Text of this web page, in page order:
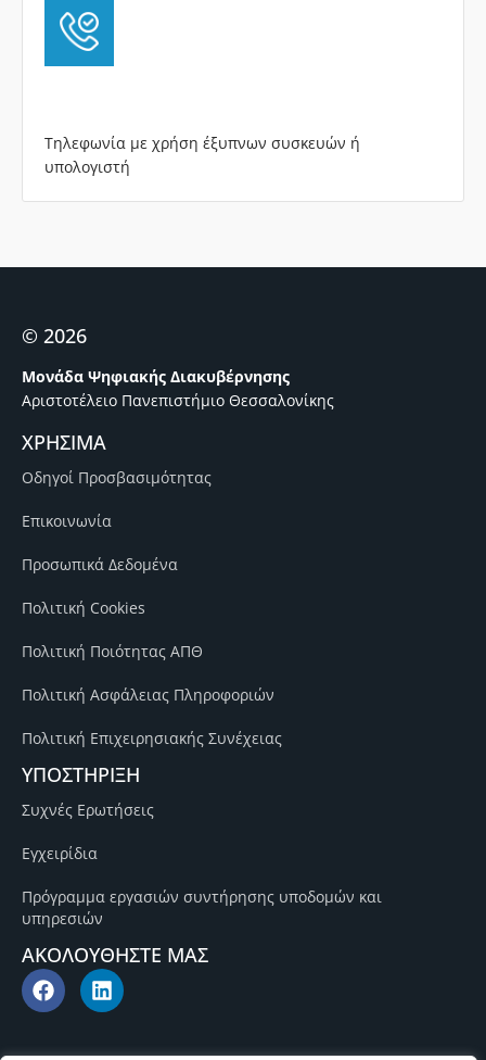
Τηλεφωνία με χρήση έξυπνων συσκευών ή
υπολογιστή
© 2026
Μονάδα Ψηφιακής Διακυβέρνησης
Αριστοτέλειο Πανεπιστήμιο Θεσσαλονίκης
ΧΡΗΣΙΜΑ
Οδηγοί Προσβασιμότητας
Επικοινωνία
Προσωπικά Δεδομένα
Πολιτική Cookies
Πολιτική Ποιότητας ΑΠΘ
Πολιτική Ασφάλειας Πληροφοριών
Πολιτική Επιχειρησιακής Συνέχειας
ΥΠΟΣΤΗΡΙΞΗ
Συχνές Ερωτήσεις
Εγχειρίδια
Πρόγραμμα εργασιών συντήρησης υποδομών και
υπηρεσιών
ΑΚΟΛΟΥΘΗΣΤΕ ΜΑΣ